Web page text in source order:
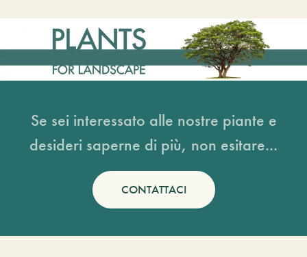
Se sei interessato alle nostre piante e
desideri saperne di più, non esitare...
CONTATTACI